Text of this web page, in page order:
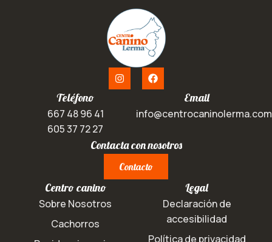
Centro canino
Sobre Nosotros
Cachorros
Legal
Declaración de
accesibilidad
Política de privacidad
Contacta con nosotros
Contacto
Teléfono
667 48 96 41
605 37 72 27
Email
info@centrocaninolerma.com